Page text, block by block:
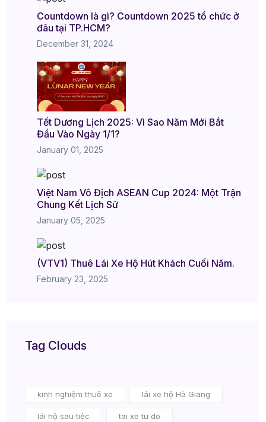
Countdown là gì? Countdown 2025 tổ chức ở
đâu tại TP.HCM?
December 31, 2024
Tết Dương Lịch 2025: Vì Sao Năm Mới Bắt
Đầu Vào Ngày 1/1?
January 01, 2025
Việt Nam Vô Địch ASEAN Cup 2024: Một Trận
Chung Kết Lịch Sử
January 05, 2025
(VTV1) Thuê Lái Xe Hộ Hút Khách Cuối Năm.
February 23, 2025
Tag Clouds
kinh nghiệm thuê xe lái xe hộ Hà Giang
lái hộ sau tiệc tai xe tu do